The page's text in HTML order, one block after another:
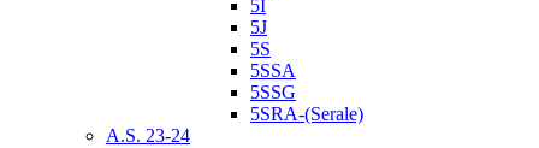
5I
5J
5S
5SSA
5SSG
5SRA-(Serale)
A.S. 23-24